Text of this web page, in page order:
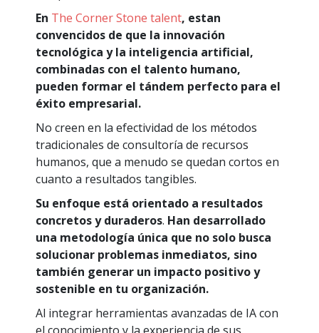
En The Corner Stone talent, estan
convencidos de que la innovación
tecnológica y la inteligencia artificial,
combinadas con el talento humano,
pueden formar el tándem perfecto para el
éxito empresarial.
No creen en la efectividad de los métodos
tradicionales de consultoría de recursos
humanos, que a menudo se quedan cortos en
cuanto a resultados tangibles.
Su enfoque está orientado a resultados
concretos y duraderos. Han desarrollado
una metodología única que no solo busca
solucionar problemas inmediatos, sino
también generar un impacto positivo y
sostenible en tu organización.
Al integrar herramientas avanzadas de IA con